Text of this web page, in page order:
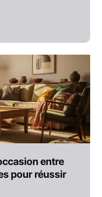
entre
pour réussir